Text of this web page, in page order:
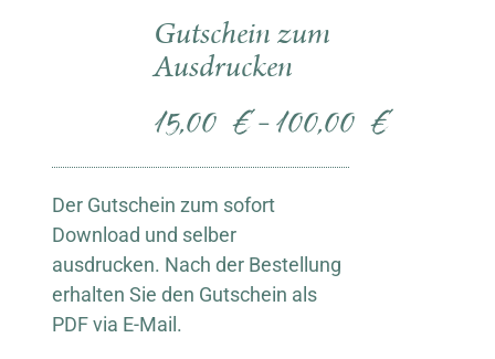
Gutschein zum
Ausdrucken
15,00€ – 100,00€
Der Gutschein zum sofort
Download und selber
ausdrucken. Nach der Bestellung
erhalten Sie den Gutschein als
PDF via E-Mail.